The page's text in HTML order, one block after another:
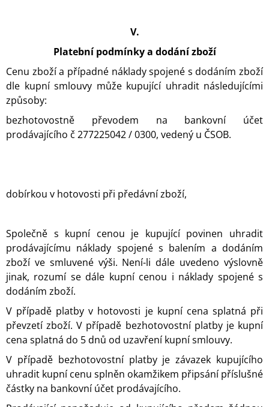
V.
Platební podmínky a dodání zboží
Cenu zboží a případné náklady spojené s dodáním zboží
dle kupní smlouvy může kupující uhradit následujícími
způsoby:
bezhotovostně převodem na bankovní účet
prodávajícího č 277225042 / 0300, vedený u ČSOB.
dobírkou v hotovosti při předávní zboží,
Společně s kupní cenou je kupující povinen uhradit
prodávajícímu náklady spojené s balením a dodáním
zboží ve smluvené výši. Není-li dále uvedeno výslovně
jinak, rozumí se dále kupní cenou i náklady spojené s
dodáním zboží.
V případě platby v hotovosti je kupní cena splatná při
převzetí zboží. V případě bezhotovostní platby je kupní
cena splatná do 5 dnů od uzavření kupní smlouvy.
V případě bezhotovostní platby je závazek kupujícího
uhradit kupní cenu splněn okamžikem připsání příslušné
částky na bankovní účet prodávajícího.